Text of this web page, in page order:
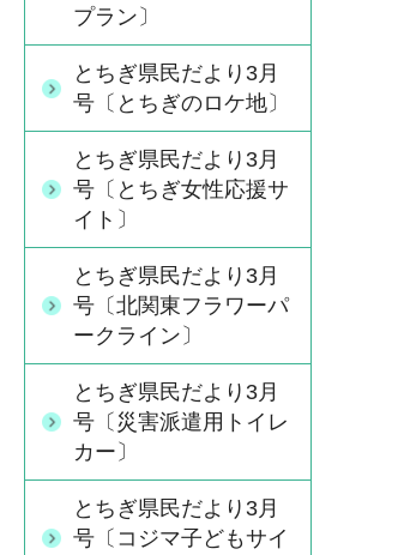
プラン〕
とちぎ県民だより3月
号〔とちぎのロケ地〕
とちぎ県民だより3月
号〔とちぎ女性応援サ
イト〕
とちぎ県民だより3月
号〔北関東フラワーパ
ークライン〕
とちぎ県民だより3月
号〔災害派遣用トイレ
カー〕
とちぎ県民だより3月
号〔コジマ子どもサイ